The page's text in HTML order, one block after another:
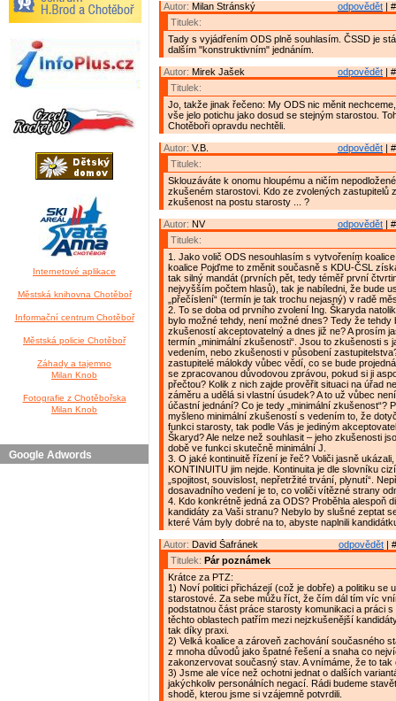
Internetové aplikace
Městská knihovna Chotěboř
Informační centrum Chotěboř
Městská policie Chotěboř
Záhady a tajemno
Milan Knob
Fotografie z Chotěbořska
Milan Knob
Google Adwords
odpovědět |
Autor: Milan Stránský
Titulek:
Tady s vyjádřením ODS plně souhlasím. ČSSD je
dalším "konstruktivním" jednáním.
odpovědět |
Autor: Mirek Jašek
Titulek:
Jo, takže jinak řečeno: My ODS nic měnit
vše jelo potichu jako dosud se stejným starostou.
Chotěboři opravdu nechtěli.
odpovědět |
Autor: V.B.
Titulek:
Sklouzáváte k onomu hloupému a ničím
zkušeném starostovi. Kdo ze zvolených zastupitelů
zkušenost na postu starosty ... ?
odpovědět |
Autor: NV
Titulek:
1. Jako volič ODS nesouhlasím s vytvořením
koalice Pojďme to změnit současně s KDU-ČSL
tak silný mandát (prvních pět, tedy téměř první
nejvyšším počtem hlasů), tak je nabíledni, že bude
„přečíslení“ (termín je tak trochu nejasný) v radě
2. To se doba od prvního zvolení Ing. Škaryda
bylo možné tehdy, není možné dnes? Tedy že tehdy
zkušeností akceptovatelný a dnes již ne? A prosím
termín „minimální zkušenosti“. Jsou to zkušenosti s
vedením, nebo zkušenosti v působení
zastupitelé málokdy vůbec vědí, co se bude
se zpracovanou důvodovou zprávou, pokud si ji
přečtou? Kolik z nich zajde prověřit situaci na úřad
záměru a udělá si vlastní úsudek? A to už vůbec
účastní jednání? Co je tedy „minimální zkušenost“?
myšleno minimální zkušeností s vedením to, že
funkci starosty, tak podle Vás je jediným
Škaryd? Ale nelze než souhlasit – jeho zkušenosti
době ve funkci skutečně minimální J.
3. O jaké kontinuitě řízení je řeč? Voliči jasně
KONTINUITU jim nejde. Kontinuita je dle slovníku
„spojitost, souvislost, nepřetržité trvání, plynutí“.
dosavadního vedení je to, co voliči vítězné strany
4. Kdo konkrétně jedná za ODS? Proběhla alespoň
kandidáty za Vaši stranu? Nebylo by slušné zeptat
které Vám byly dobré na to, abyste naplnili
odpovědět |
Autor: David Šafránek
Titulek: Pár poznámek
Krátce za PTZ:
1) Noví politici přicházejí (což je dobře) a politiku se
starostové. Za sebe můžu říct, že čím dál tím víc
podstatnou část práce starosty komunikaci a práci s
těchto oblastech patřím mezi nejzkušenější
tak díky praxi.
2) Velká koalice a zároveň zachování současného
z mnoha důvodů jako špatné řešení a snaha co
zakonzervovat současný stav. A vnímáme, že to tak
3) Jsme ale více než ochotni jednat o dalších
jakýchkoliv personálních negací. Rádi budeme
shodě, kterou jsme si vzájemně potvrdili.